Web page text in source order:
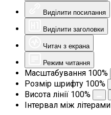
Виділити посилання
Виділити заголовки
Читач з екрана
Режим читання
Масштабування 100%
Розмір шрифту 100%
Висота лінії 100%
Інтервал між літерами